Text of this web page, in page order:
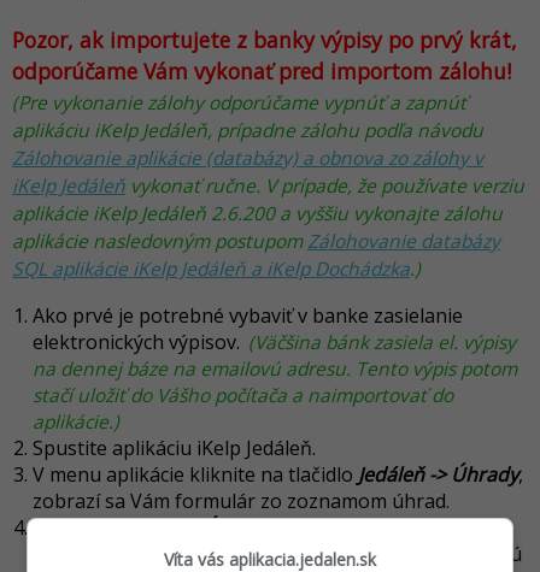
Pozor, ak importujete z banky výpisy po prvý krát,
odporúčame Vám vykonať pred importom zálohu!
(Pre vykonanie zálohy odporúčame vypnúť a zapnúť
aplikáciu iKelp Jedáleň, prípadne zálohu podľa návodu
Zálohovanie aplikácie (databázy) a obnova zo zálohy v
iKelp Jedáleň vykonať ručne. V prípade, že používate verziu
aplikácie iKelp Jedáleň 2.6.200 a vyššiu vykonajte zálohu
aplikácie nasledovným postupomZálohovanie databázy
SQL aplikácie iKelp Jedáleň a iKelp Dochádzka.)
Ako prvé je potrebné vybaviť v banke zasielanie
elektronických výpisov. (Väčšina bánk zasiela el. výpisy
na dennej báze na emailovú adresu. Tento výpis potom
stačí uložiť do Vášho počítača a naimportovať do
aplikácie.)
Spustite aplikáciu iKelp Jedáleň.
V menu aplikácie kliknite na tlačidlo Jedáleň -> Úhrady,
zobrazí sa Vám formulár zo zoznamom úhrad.
Kliknite na tlačidloÚkony -> Nová úhrada ->
Hromadná úhradazobrazí sa formulár pre hromadnú
Víta vás aplikacia.jedalen.sk